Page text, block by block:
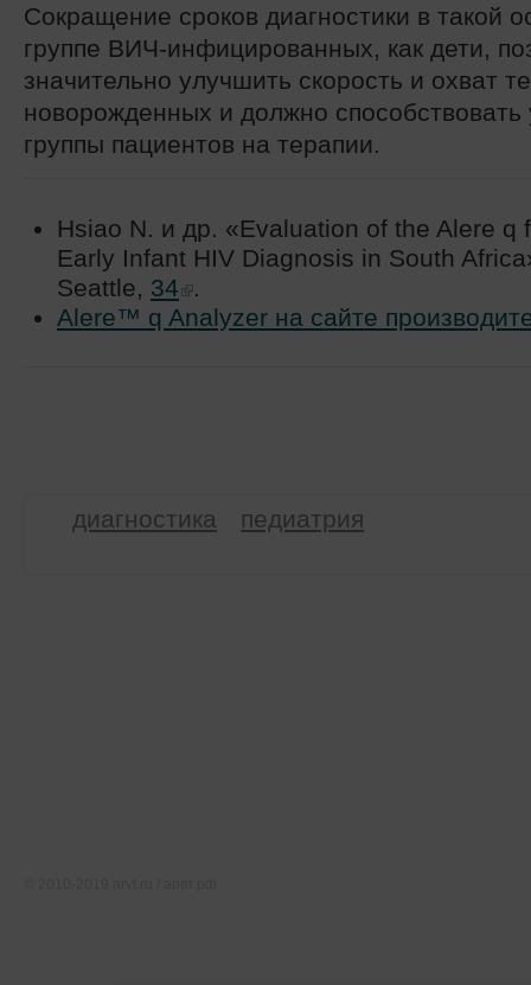
Сокращение сроков диагностики в такой
группе ВИЧ-инфицированных, как дети,
значительно улучшить скорость и охват
новорожденных и должно
группы пациентов на терапии.
Hsiao N. и др. «Evaluation of the Alere q
Early Infant HIV Diagnosis in South
Seattle, 34
.
Alere™ q Analyzer на сайте
диагностика педиатрия